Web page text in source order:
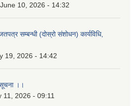
10, 2026 - 14:32
सम्बन्धी (दोस्रो संशोधन) कार्यविधि,
19, 2026 - 14:42
।।
11, 2026 - 09:11